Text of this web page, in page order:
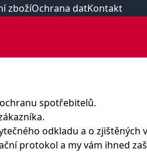
zbožíOchrana datKontakt
spotřebitelů.
odkladu a o
protokol a my vám ihned